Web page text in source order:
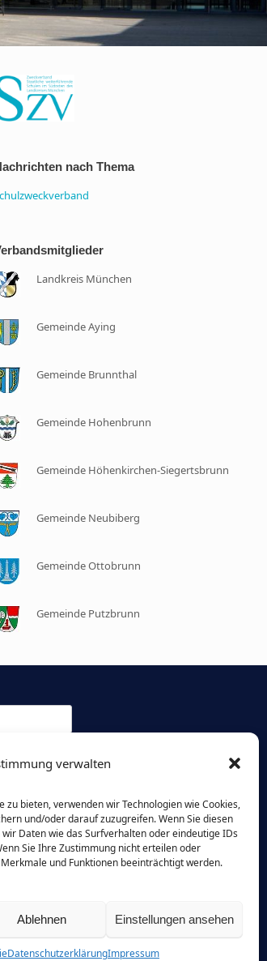
verwalten
zu bieten, verwenden wir Technologien wie Cookies,
und/oder darauf zuzugreifen. Wenn Sie diesen
Daten wie das Surfverhalten oder eindeutige IDs
Sie Ihre Zustimmung nicht erteilen oder
und Funktionen beeinträchtigt werden.
Ablehnen Einstellungen ansehen
DatenschutzerklärungImpressum
nach Thema
Landkreis München
Gemeinde Aying
Gemeinde Brunnthal
Gemeinde Hohenbrunn
Gemeinde Höhenkirchen-Siegertsbrunn
Gemeinde Neubiberg
Gemeinde Ottobrunn
Gemeinde Putzbrunn